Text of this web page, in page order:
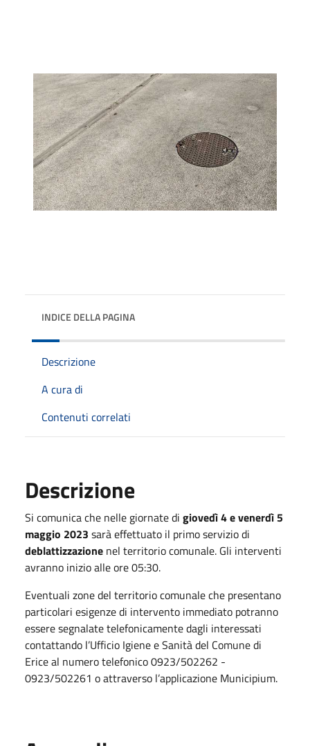
INDICE DELLA PAGINA
Descrizione
A cura di
Contenuti correlati
Descrizione
Si comunica che nelle giornate di giovedì 4 e venerdì 5
maggio 2023 sarà effettuato il primo servizio di
deblattizzazione nel territorio comunale. Gli interventi
avranno inizio alle ore 05:30.
Eventuali zone del territorio comunale che presentano
particolari esigenze di intervento immediato potranno
essere segnalate telefonicamente dagli interessati
contattando l’Ufficio Igiene e Sanità del Comune di
Erice al numero telefonico 0923/502262 -
0923/502261 o attraverso l’applicazione Municipium.